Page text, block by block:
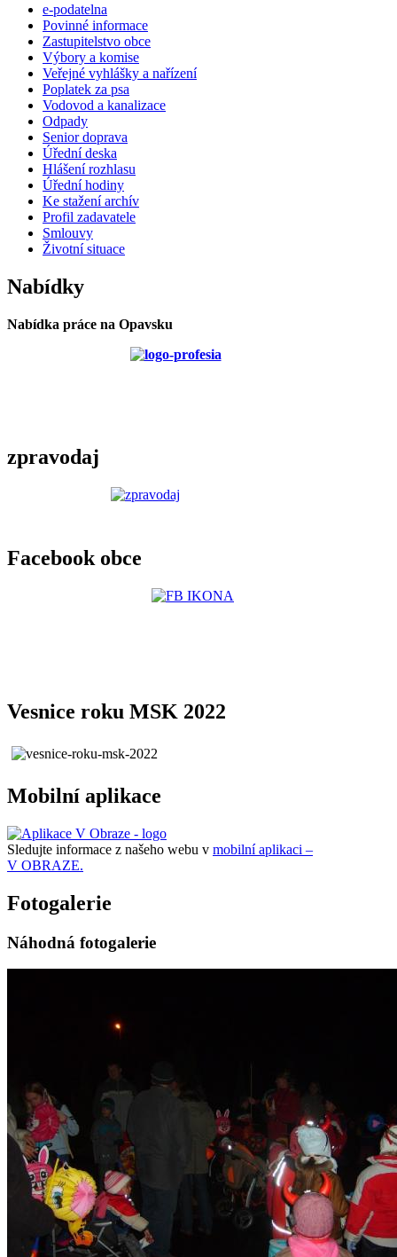
e-podatelna
Povinné informace
Zastupitelstvo obce
Výbory a komise
Veřejné vyhlášky a nařízení
Poplatek za psa
Vodovod a kanalizace
Odpady
Senior doprava
Úřední deska
Hlášení rozhlasu
Úřední hodiny
Ke stažení archív
Profil zadavatele
Smlouvy
Životní situace
Nabídky
Nabídka práce na Opavsku
zpravodaj
Facebook obce
Vesnice roku MSK 2022
Mobilní aplikace
Sledujte informace z našeho webu v mobilní aplikaci –
V OBRAZE.
Fotogalerie
Náhodná fotogalerie